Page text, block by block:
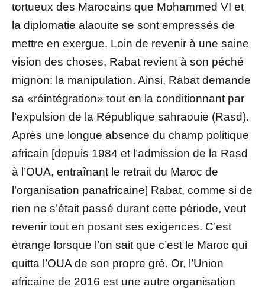
tortueux des Marocains que Mohammed VI et
la diplomatie alaouite se sont empressés de
mettre en exergue. Loin de revenir à une saine
vision des choses, Rabat revient à son péché
mignon: la manipulation. Ainsi, Rabat demande
sa «réintégration» tout en la conditionnant par
l’expulsion de la République sahraouie (Rasd).
Après une longue absence du champ politique
africain [depuis 1984 et l’admission de la Rasd
à l’OUA, entraînant le retrait du Maroc de
l’organisation panafricaine] Rabat, comme si de
rien ne s’était passé durant cette période, veut
revenir tout en posant ses exigences. C’est
étrange lorsque l’on sait que c’est le Maroc qui
quitta l’OUA de son propre gré. Or, l’Union
africaine de 2016 est une autre organisation